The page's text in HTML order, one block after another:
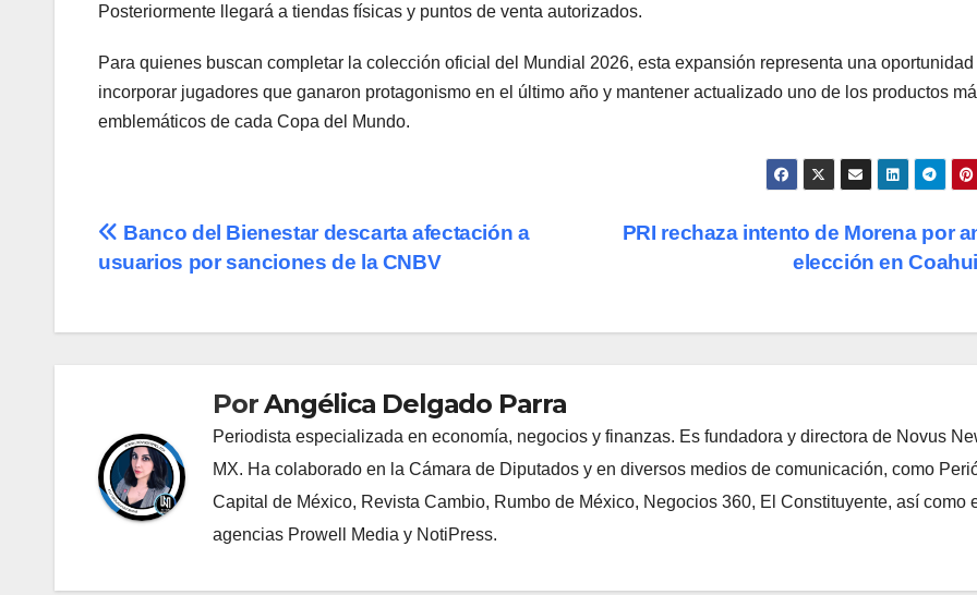
Posteriormente llegará a tiendas físicas y puntos de venta autorizados.
Para quienes buscan completar la colección oficial del Mundial 2026, esta expansión representa una oportunidad
incorporar jugadores que ganaron protagonismo en el último año y mantener actualizado uno de los productos
emblemáticos de cada Copa del Mundo.
Navegación
entradas
PRI rechaza intento de Morena por
elección en
Banco del Bienestar descarta afectación a
usuarios por sanciones de la CNBV
PorAngélica Delgado Parra
Periodista especializada en economía, negocios y finanzas. Es fundadora y directora de Novus
MX. Ha colaborado en la Cámara de Diputados y en diversos medios de comunicación, como
Capital de México, Revista Cambio, Rumbo de México, Negocios 360, El Constituyente, así como
agencias Prowell Media y NotiPress.